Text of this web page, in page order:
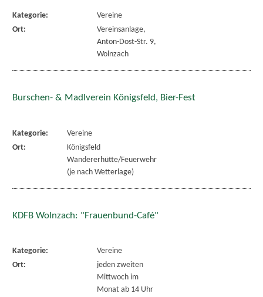
Kategorie:
Vereine
Ort:
Vereinsanlage,
Anton-Dost-Str. 9,
Wolnzach
Burschen- & Madlverein Königsfeld, Bier-Fest
Kategorie:
Vereine
Ort:
Königsfeld
Wandererhütte/Feuerwehr
(je nach Wetterlage)
KDFB Wolnzach: "Frauenbund-Café"
Kategorie:
Vereine
Ort:
jeden zweiten
Mittwoch im
Monat ab 14 Uhr